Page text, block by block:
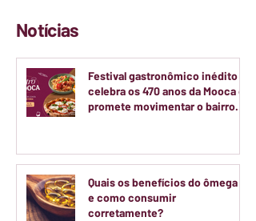
Notícias
Festival gastronômico inédito
celebra os 470 anos da Mooca e
promete movimentar o bairro
Quais os benefícios do ômega 3
e como consumir
corretamente?